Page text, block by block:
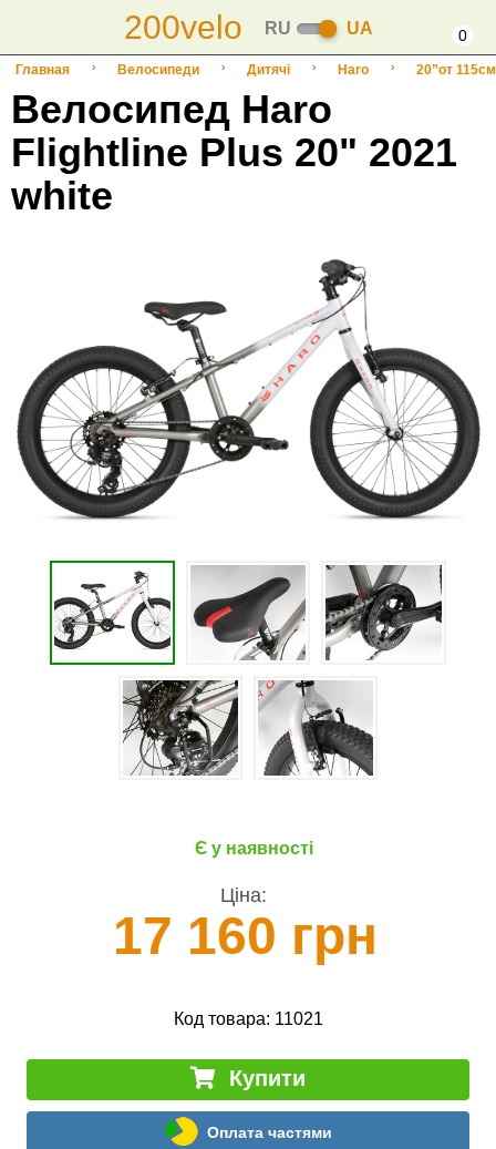
200velo RU UA 0
Главная Велосипеди Дитячі Haro 20”от
Велосипед Haro
Flightline Plus 20" 2021
white
Є у наявності
Ціна:
17 160 грн
Код товара: 11021
Купити
Оплата частями